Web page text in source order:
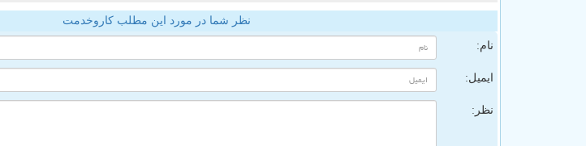
نظر شما در مورد این مطلب کاروخدمت
نام:
ایمیل:
نظر: